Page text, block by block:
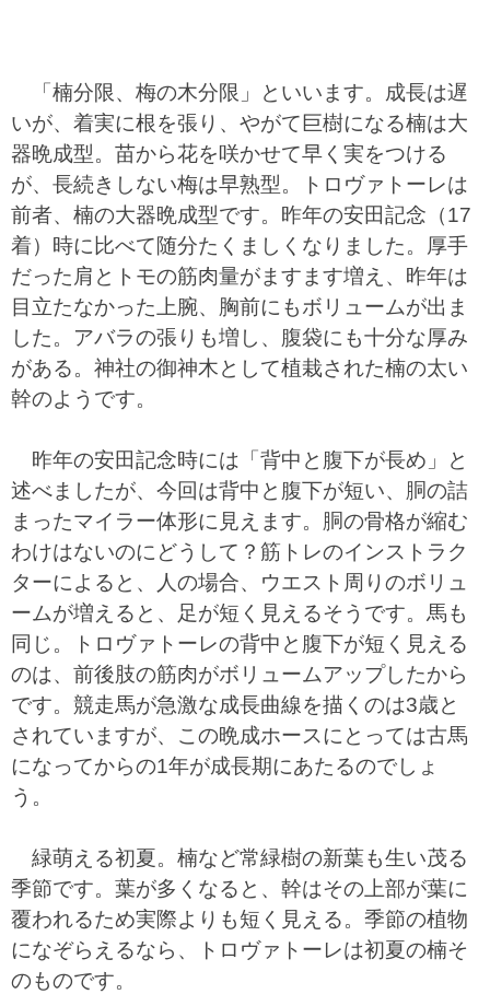
「楠分限、梅の木分限」といいます。成長は遅
いが、着実に根を張り、やがて巨樹になる楠は大
器晩成型。苗から花を咲かせて早く実をつける
が、長続きしない梅は早熟型。トロヴァトーレは
前者、楠の大器晩成型です。昨年の安田記念（17
着）時に比べて随分たくましくなりました。厚手
だった肩とトモの筋肉量がますます増え、昨年は
目立たなかった上腕、胸前にもボリュームが出ま
した。アバラの張りも増し、腹袋にも十分な厚み
がある。神社の御神木として植栽された楠の太い
幹のようです。
昨年の安田記念時には「背中と腹下が長め」と
述べましたが、今回は背中と腹下が短い、胴の詰
まったマイラー体形に見えます。胴の骨格が縮む
わけはないのにどうして？筋トレのインストラク
ターによると、人の場合、ウエスト周りのボリュ
ームが増えると、足が短く見えるそうです。馬も
同じ。トロヴァトーレの背中と腹下が短く見える
のは、前後肢の筋肉がボリュームアップしたから
です。競走馬が急激な成長曲線を描くのは3歳と
されていますが、この晩成ホースにとっては古馬
になってからの1年が成長期にあたるのでしょ
う。
緑萌える初夏。楠など常緑樹の新葉も生い茂る
季節です。葉が多くなると、幹はその上部が葉に
覆われるため実際よりも短く見える。季節の植物
になぞらえるなら、トロヴァトーレは初夏の楠そ
のものです。